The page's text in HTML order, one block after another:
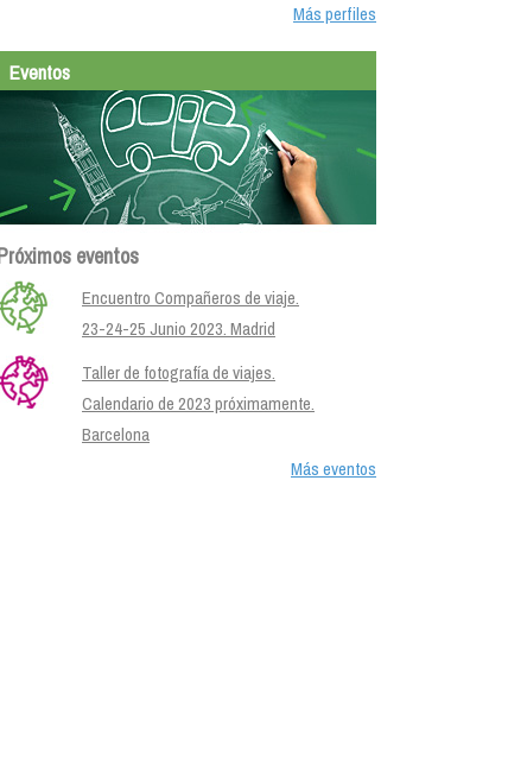
Más perfiles
Eventos
eventos
Encuentro Compañeros de viaje.
23-24-25 Junio 2023. Madrid
Taller de fotografía de viajes.
Calendario de 2023 próximamente.
Barcelona
Más eventos